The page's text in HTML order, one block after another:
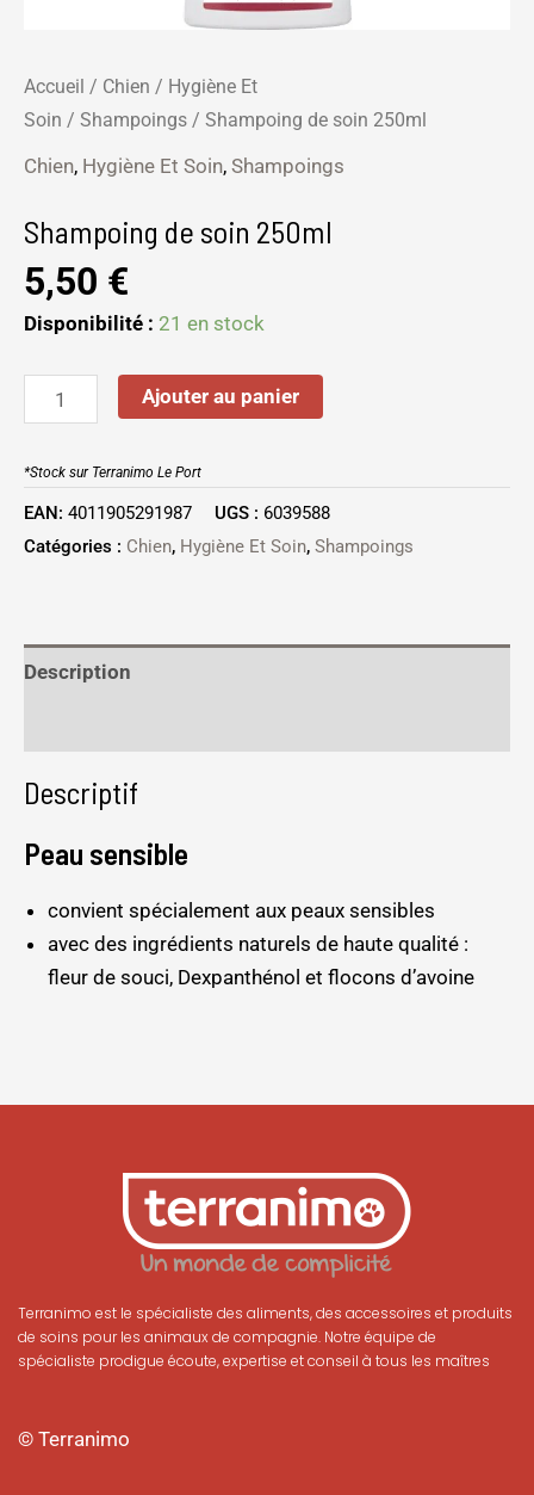
Accueil / Chien / Hygiène Et
Soin / Shampoings / Shampoing de soin 250ml
Chien, Hygiène Et Soin, Shampoings
Shampoing de soin 250ml
5,50 €
Disponibilité : 21 en stock
Ajouter au panier
*Stock sur Terranimo Le Port
EAN: 4011905291987 UGS : 6039588
Catégories : Chien, Hygiène Et Soin, Shampoings
Description
Descriptif
Peau sensible
convient spécialement aux peaux sensibles
avec des ingrédients naturels de haute qualité :
fleur de souci, Dexpanthénol et flocons d’avoine
Terranimo est le spécialiste des aliments, des accessoires et produits
de soins pour les animaux de compagnie. Notre équipe de
spécialiste prodigue écoute, expertise et conseil à tous les maîtres
© Terranimo